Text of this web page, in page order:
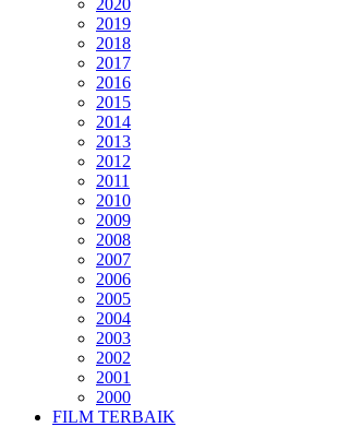
2020
2019
2018
2017
2016
2015
2014
2013
2012
2011
2010
2009
2008
2007
2006
2005
2004
2003
2002
2001
2000
FILM TERBAIK